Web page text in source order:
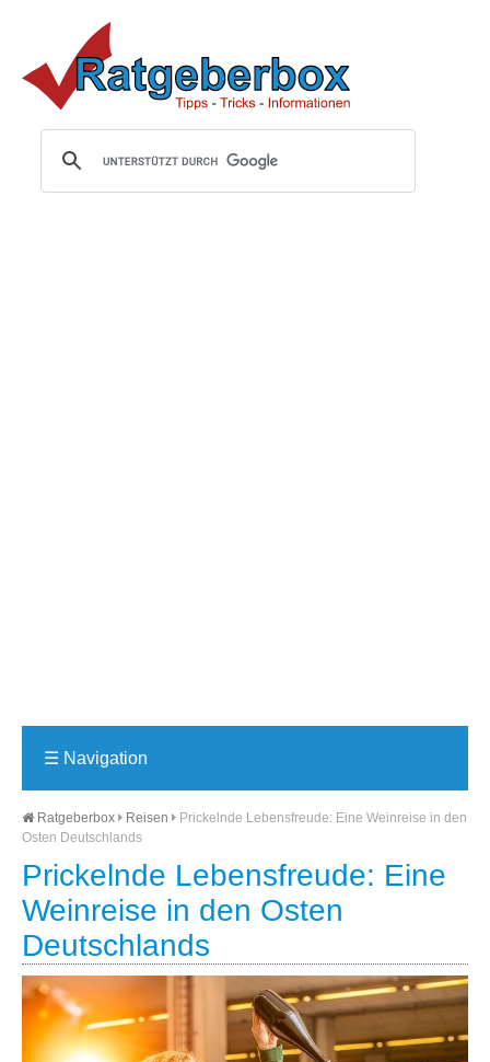
☰ Navigation
Ratgeberbox Reisen
Prickelnde Lebensfreude: Eine Weinreise in den
Osten Deutschlands
Prickelnde Lebensfreude: Eine
Weinreise in den Osten
Deutschlands